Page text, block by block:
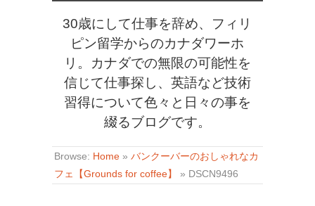
30歳にして仕事を辞め、フィリ
ピン留学からのカナダワーホ
リ。カナダでの無限の可能性を
信じて仕事探し、英語など技術
習得について色々と日々の事を
綴るブログです。
Browse: Home » バンクーバーのおしゃれなカ
フェ【Grounds for coffee】
» DSCN9496